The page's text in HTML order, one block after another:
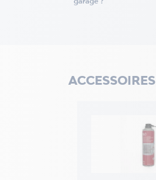
ACCESSOIRES